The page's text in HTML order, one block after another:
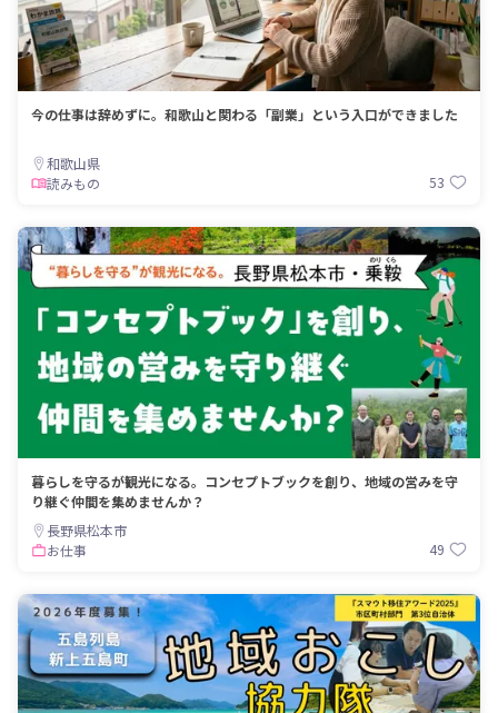
今の仕事は辞めずに。和歌山と関わる「副業」という入口ができました
和歌山県
読みもの
53
暮らしを守るが観光になる。コンセプトブックを創り、地域の営みを守
り継ぐ仲間を集めませんか？
長野県松本市
お仕事
49